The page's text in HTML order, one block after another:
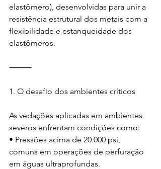
elastômero), desenvolvidas para unir a
resistência estrutural dos metais com a
flexibilidade e estanqueidade dos
elastômeros.
⸻
1.⁠ ⁠O desafio dos ambientes críticos
As vedações aplicadas em ambientes
severos enfrentam condições como:
• Pressões acima de 20.000 psi,
comuns em operações de perfuração
em águas ultraprofundas.